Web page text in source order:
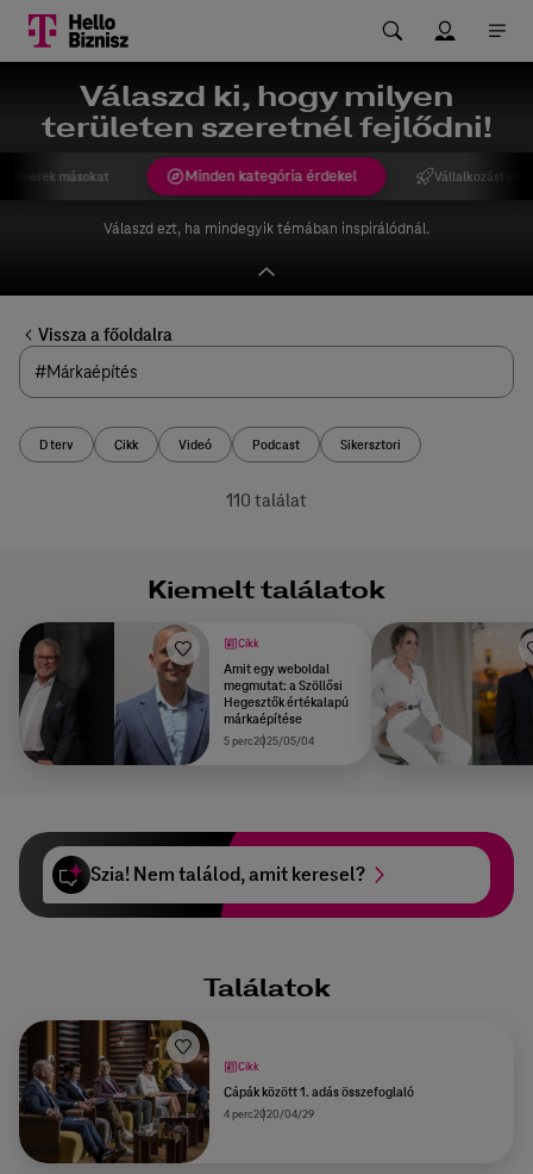
Válaszd ki, hogy milyen
területen szeretnél fejlődni!
Minden kategória érdekel Vállalkozást
másokat
Válaszd ezt, ha mindegyik témában inspirálódnál.
Vissza a főoldalra
D terv Cikk Videó Podcast Sikersztori
110 találat
Kiemelt találatok
Cikk
Amit egy weboldal
megmutat: a Szöllősi
Hegesztők értékalapú
márkaépítése
5 perc2025/05/04
Szia! Nem találod, amit keresel?
Találatok
Cikk
Cápák között 1. adás összefoglaló
4 perc2020/04/29